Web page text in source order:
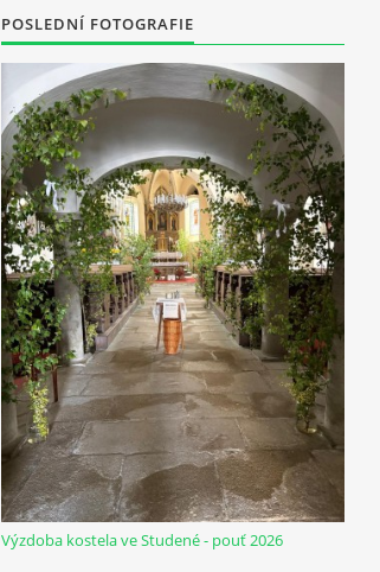
POSLEDNÍ FOTOGRAFIE
Výzdoba kostela ve Studené - pouť 2026